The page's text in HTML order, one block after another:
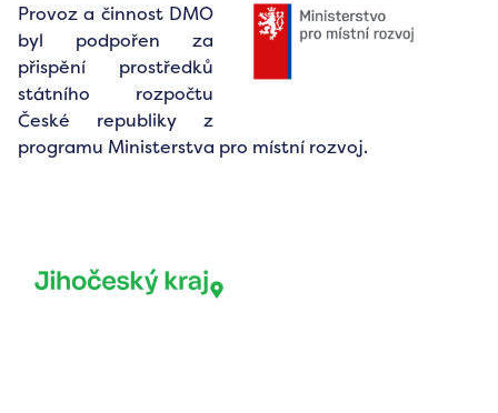
Provoz a činnost DMO
byl podpořen za
přispění prostředků
státního rozpočtu
České republiky z
programu Ministerstva pro místní rozvoj.